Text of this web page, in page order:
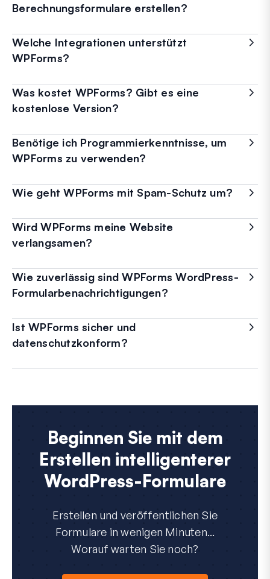
Berechnungsformulare erstellen?
Welche Integrationen unterstützt
WPForms?
Was kostet WPForms? Gibt es eine
kostenlose Version?
Benötige ich Programmierkenntnisse, um
WPForms zu verwenden?
Wie geht WPForms mit Spam-Schutz um?
Wird WPForms meine Website
verlangsamen?
Wie zuverlässig sind WPForms WordPress-
Formularbenachrichtigungen?
Ist WPForms sicher und
datenschutzkonform?
Beginnen Sie mit dem
Erstellen intelligenterer
WordPress-Formulare
Erstellen und veröffentlichen Sie
Formulare in wenigen Minuten...
Worauf warten Sie noch?